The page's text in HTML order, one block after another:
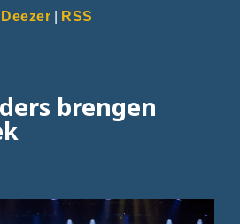
Deezer | RSS
brengen